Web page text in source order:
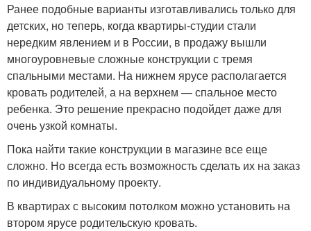
Ранее подобные варианты изготавливались только для
детских, но теперь, когда квартиры-студии стали
нередким явлением и в России, в продажу вышли
многоуровневые сложные конструкции с тремя
спальными местами. На нижнем ярусе располагается
кровать родителей, а на верхнем — спальное место
ребенка. Это решение прекрасно подойдет даже для
очень узкой комнаты.
Пока найти такие конструкции в магазине все еще
сложно. Но всегда есть возможность сделать их на заказ
по индивидуальному проекту.
В квартирах с высоким потолком можно установить на
втором ярусе родительскую кровать.